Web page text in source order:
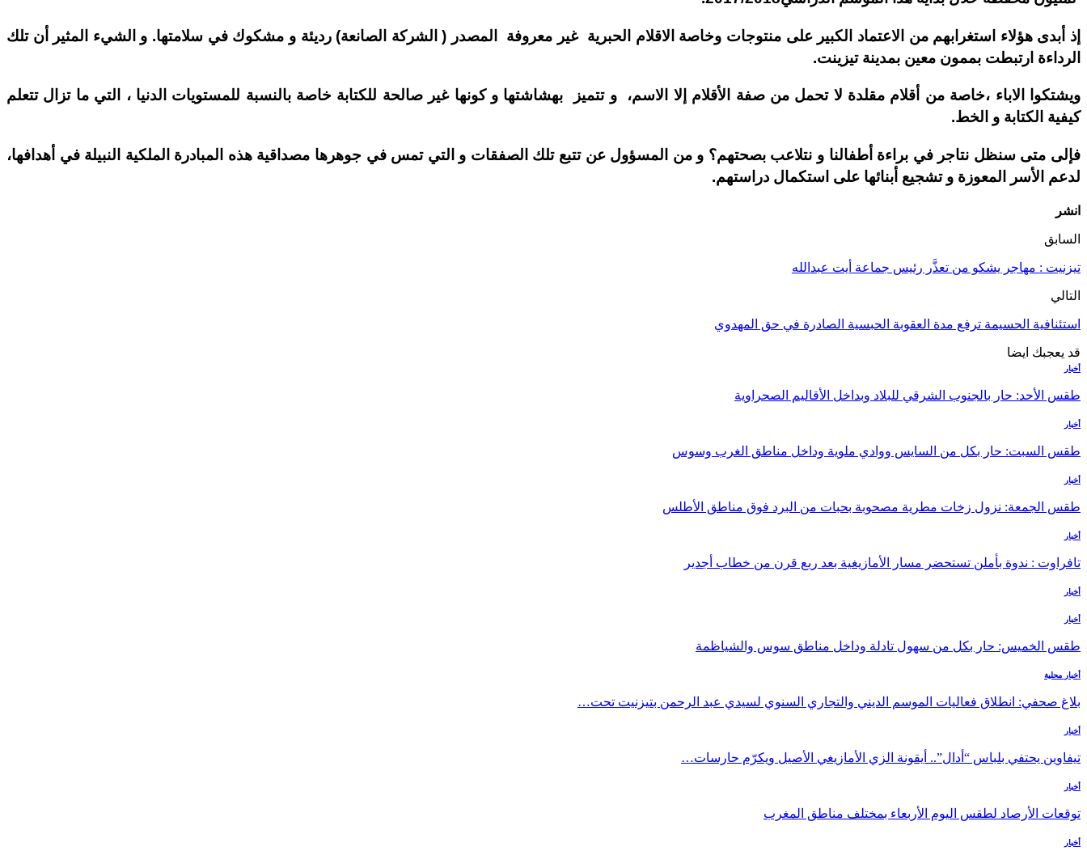
إذ أبدى هؤلاء استغرابهم من الاعتماد الكبير على منتوجات وخاصة الاقلام الحبرية غير معروفة المصدر ( الشركة الصانعة) رديئة و مشكوك في سلامتها. و الشيء المثير أن تلك
الرداءة ارتبطت بممون معین بمدینة تيزينت.
ويشتكوا الاباء ،خاصة من أقلام مقلدة لا تحمل من صفة الأقلام إلا الاسم، و تتميز بهشاشتها و كونها غیر صالحة للكتابة خاصة بالنسبة للمستويات الدنيا ، التي ما تزال تتعلم
كیفیة الكتابة و الخط.
فإلى متى سنظل نتاجر في براءة أطفالنا و نتلاعب بصحتهم؟ و من المسؤول عن تتبع تلك الصفقات و التي تمس في جوھرھا مصداقية ھذه المبادرة الملكية النبيلة في أھدافھا،
لدعم الأسر المعوزة و تشجيع أبنائها على استكمال دراستهم.
انشر
السابق
تيزنيت : مهاجر يشكو من تعذَّر رئيس جماعة أيت عبدالله
التالي
استئنافية الحسيمة ترفع مدة العقوبة الحبسية الصادرة في حق المهدوي
قد يعجبك ايضا
أخبار
طقس الأحد: حار بالجنوب الشرقي للبلاد وبداخل الأقاليم الصحراوية
أخبار
طقس السبت: حار بكل من السايس ووادي ملوية وداخل مناطق الغرب وسوس
أخبار
طقس الجمعة: نزول زخات مطرية مصحوبة بحبات من البرد فوق مناطق الأطلس
أخبار
تافراوت : ندوة بأملن تستحضر مسار الأمازيغية بعد ربع قرن من خطاب أجدير
أخبار
أخبار
طقس الخميس: ﺣﺎﺭ بكل من سهول تادلة وداخل مناطق سوس والشياظمة
أخبار محلية
بلاغ صحفي: انطلاق فعاليات الموسم الديني والتجاري السنوي لسيدي عبد الرحمن بتيزنيت تحت…
أخبار
تيفاوين يحتفي بلباس “أدال”.. أيقونة الزي الأمازيغي الأصيل ويكرّم حارسات…
أخبار
توقعات الأرصاد لطقس اليوم الأربعاء بمختلف مناطق المغرب
أخبار